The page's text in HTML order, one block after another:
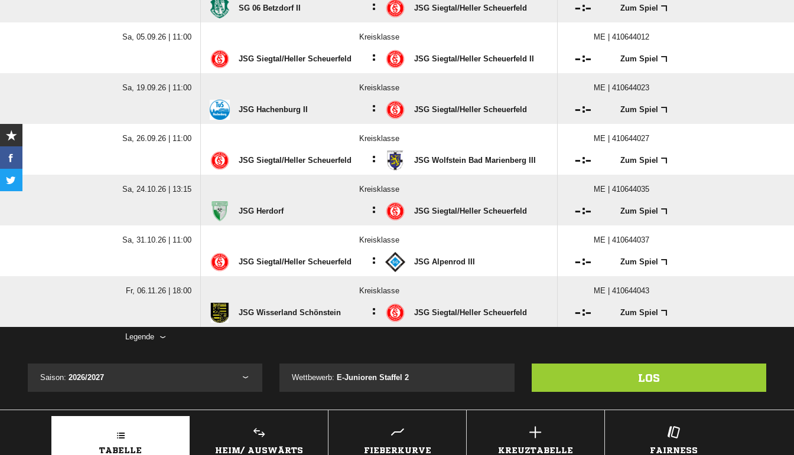
SG 06 Betzdorf II : JSG Siegtal/​Heller Scheuerfeld : Zum Spiel
Sa, 05.09.26 | 11:00 Kreisklasse ME | 410644012
JSG Siegtal/​Heller Scheuerfeld : JSG Siegtal/​Heller Scheuerfeld II : Zum Spiel
Sa, 19.09.26 | 11:00 Kreisklasse ME | 410644023
JSG Hachenburg II : JSG Siegtal/​Heller Scheuerfeld : Zum Spiel
Sa, 26.09.26 | 11:00 Kreisklasse ME | 410644027
JSG Siegtal/​Heller Scheuerfeld : JSG Wolfstein Bad Marienberg III : Zum Spiel
Sa, 24.10.26 | 13:15 Kreisklasse ME | 410644035
JSG Herdorf : JSG Siegtal/​Heller Scheuerfeld : Zum Spiel
Sa, 31.10.26 | 11:00 Kreisklasse ME | 410644037
JSG Siegtal/​Heller Scheuerfeld : JSG Alpenrod III : Zum Spiel
Fr, 06.11.26 | 18:00 Kreisklasse ME | 410644043
JSG Wisserland Schönstein : JSG Siegtal/​Heller Scheuerfeld : Zum Spiel
Legende
Saison: 2026/2027 Wettbewerb: E-Junioren Staffel 2 LOS
TABELLE HEIM/ AUSWÄRTS FIEBERKURVE KREUZTABELLE FAIRNESS